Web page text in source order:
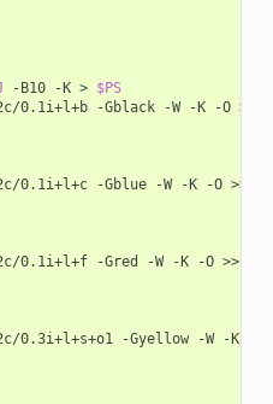
-B10 -K > $PS
0.1i+l+b -Gblack -W -K -O >>
0.1i+l+c -Gblue -W -K -O >>
0.1i+l+f -Gred -W -K -O >>
0.3i+l+s+o1 -Gyellow -W -K -